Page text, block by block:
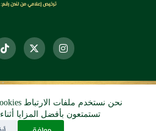
تستمتعون بأفضل المزايا
ترخيص إعلامي من لندن رقم: 16321584
© 2026 دي آرو الرقمي